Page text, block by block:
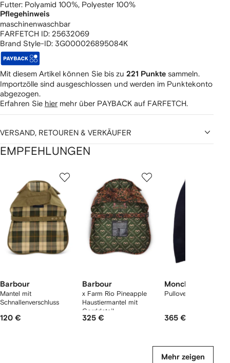
Futter: Polyamid 100%, Polyester 100%
Pflegehinweis
maschinenwaschbar
FARFETCH ID: 25632069
Brand Style-ID: 3G000026895084K
Mit diesem Artikel können Sie bis zu 221 Punkte sammeln.
Importzölle sind ausgeschlossen und werden im Punktekonto
abgezogen.
Erfahren Sie hier mehr über PAYBACK auf FARFETCH.
VERSAND, RETOUREN & VERKÄUFER
EMPFEHLUNGEN
Barbour
Mantel mit
Schnallenverschluss
120 €
Barbour
x Farm Rio Pineapple
Haustiermantel mit
Corddetail
325 €
Moncler
Pullover mit Logo-
365 €
Mehr zeigen